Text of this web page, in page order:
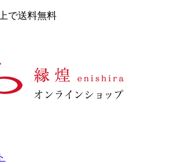
で送料無料